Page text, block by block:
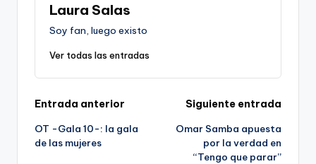
Laura Salas
Soy fan, luego existo
Ver todas las entradas
Navegación
de
Entrada anterior
OT -Gala 10-: la gala
de las mujeres
Siguiente entrada
Omar Samba apuesta
por la verdad en
“Tengo que parar”